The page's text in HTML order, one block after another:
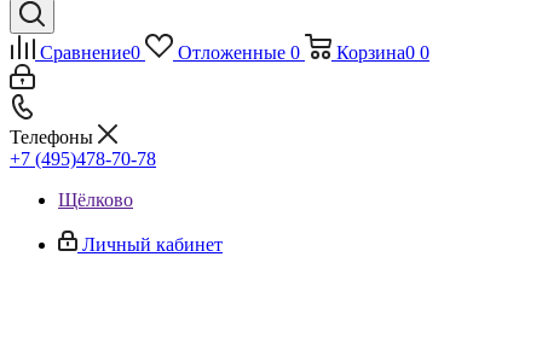
Сравнение0 Отложенные 0 Корзина0 0
Телефоны
+7 (495)478-70-78
Щёлково
Личный кабинет